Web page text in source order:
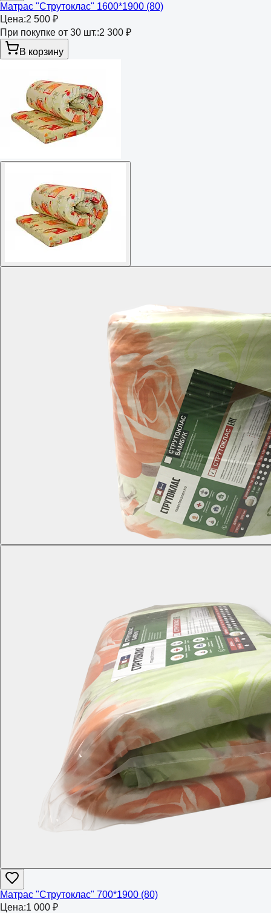
Матрас "Струтоклас" 1600*1900 (80)
Цена:2 500 ₽
При покупке от 30 шт.:2 300 ₽
В корзину
Матрас "Струтоклас" 700*1900 (80)
Цена:1 000 ₽